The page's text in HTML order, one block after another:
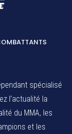
spécialisé
l’actualité la
du MMA, les
et les